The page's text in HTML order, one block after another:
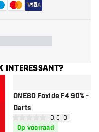
+5
INTERESSANT?
ONE80 Foxide F4 90% -
Darts
open reviews
0 score sterren0.0 (0)
Op voorraad